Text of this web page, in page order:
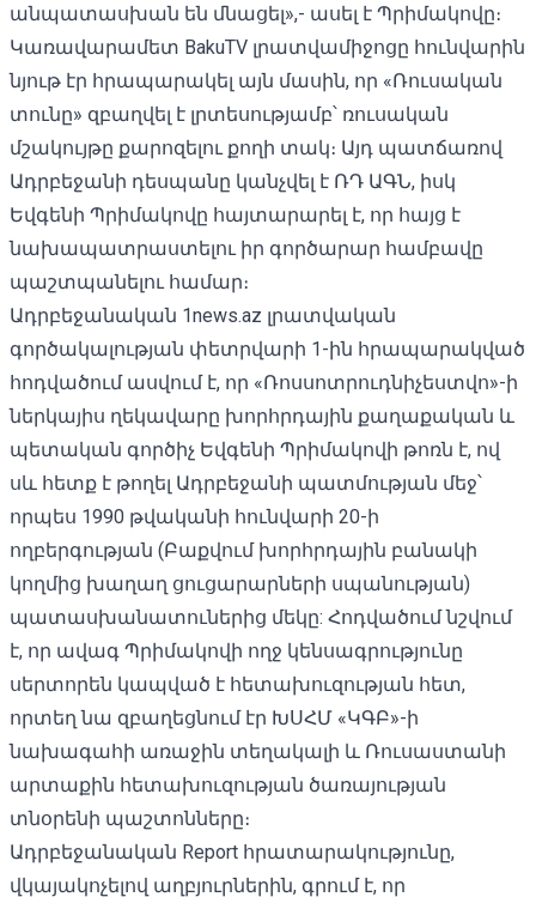
անպատասխան են մնացել»,- ասել է Պրիմակովը։
Կառավարամետ BakuTV լրատվամիջոցը հունվարին
նյութ էր հրապարակել այն մասին, որ «Ռուսական
տունը» զբաղվել է լրտեսությամբ՝ ռուսական
մշակույթը քարոզելու քողի տակ։ Այդ պատճառով
Ադրբեջանի դեսպանը կանչվել է ՌԴ ԱԳՆ, իսկ
Եվգենի Պրիմակովը հայտարարել է, որ հայց է
նախապատրաստելու իր գործարար համբավը
պաշտպանելու համար։
Ադրբեջանական 1news.az լրատվական
գործակալության փետրվարի 1-ին հրապարակված
հոդվածում ասվում է, որ «Ռոսսոտրուդնիչեստվո»-ի
ներկայիս ղեկավարը խորհրդային քաղաքական և
պետական ​​գործիչ Եվգենի Պրիմակովի թոռն է, ով
սև հետք է թողել Ադրբեջանի պատմության մեջ՝
որպես 1990 թվականի հունվարի 20-ի
ողբերգության (Բաքվում խորհրդային բանակի
կողմից խաղաղ ցուցարարների սպանության)
պատասխանատուներից մեկը: Հոդվածում նշվում
է, որ ավագ Պրիմակովի ողջ կենսագրությունը
սերտորեն կապված է հետախուզության հետ,
որտեղ նա զբաղեցնում էր ԽՍՀՄ «ԿԳԲ»-ի
նախագահի առաջին տեղակալի և Ռուսաստանի
արտաքին հետախուզության ծառայության
տնօրենի պաշտոնները։
Ադրբեջանական Report հրատարակությունը,
վկայակոչելով աղբյուրներին, գրում է, որ